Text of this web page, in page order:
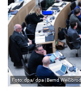
dpa/ dpa | Bernd Weißbrod